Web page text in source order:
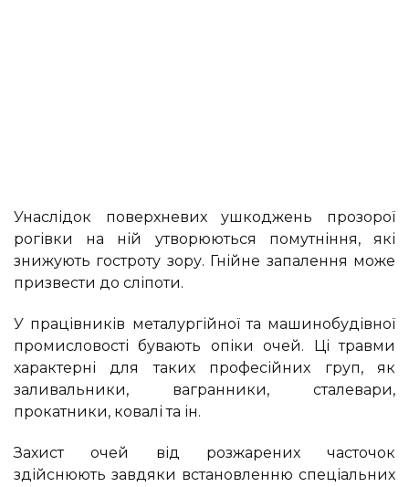
Унаслідок поверхневих ушкоджень прозорої
рогівки на ній утворюються помутніння, які
знижують гостроту зору. Гнійне запалення може
призвести до сліпоти.
У працівників металургійної та машинобудівної
промисловості бувають опіки очей. Ці травми
характерні для таких професійних груп, як
заливальники, вагранники, сталевари,
прокатники, ковалі та ін.
Захист очей від розжарених часточок
здійснюють завдяки встановленню спеціальних